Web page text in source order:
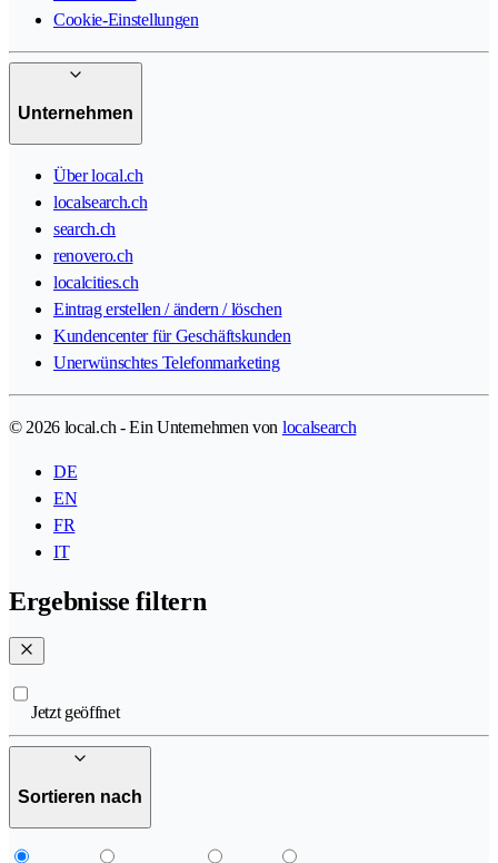
Cookie-Einstellungen
Unternehmen
Über local.ch
localsearch.ch
search.ch
renovero.ch
localcities.ch
Eintrag erstellen / ändern / löschen
Kundencenter für Geschäftskunden
Unerwünschtes Telefonmarketing
© 2026 local.ch - Ein Unternehmen von localsearch
DE
EN
FR
IT
Ergebnisse filtern
Jetzt geöffnet
Sortieren nach